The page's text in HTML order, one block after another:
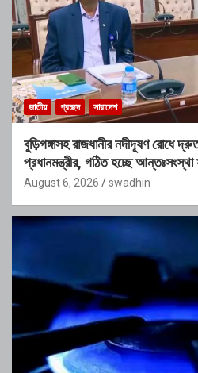
জাতীয় প্রচ্ছদ সারাদেশ
বুড়িগঙ্গাসহ রাজধানীর নদীদূষণ রোধে
প্রধানমন্ত্রীর, গঠিত হচ্ছে আন্তঃসংস্থা
August 6, 2026 swadhin